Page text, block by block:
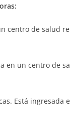
centro de salud
en un centro de
Está ingresada